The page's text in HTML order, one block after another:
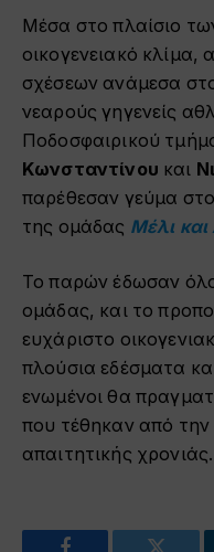
Μέσα στο πλαίσιο
οικογενειακό κλίμα,
σχέσεων ανάμεσα
νεαρούς γηγενείς
Ποδοσφαιρικού
Κωνσταντίνου και
παρέθεσαν γεύμα
της ομάδας Μέλι και
Το παρών έδωσαν
ομάδας, και το
ευχάριστο
πλούσια εδέσματα
ενωμένοι θα
που τέθηκαν από
απαιτητικής χρονιάς.